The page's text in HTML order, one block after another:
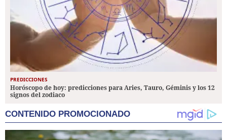
PREDICCIONES
Horóscopo de hoy: predicciones para Aries, Tauro, Géminis y los 12
signos del zodiaco
CONTENIDO PROMOCIONADO